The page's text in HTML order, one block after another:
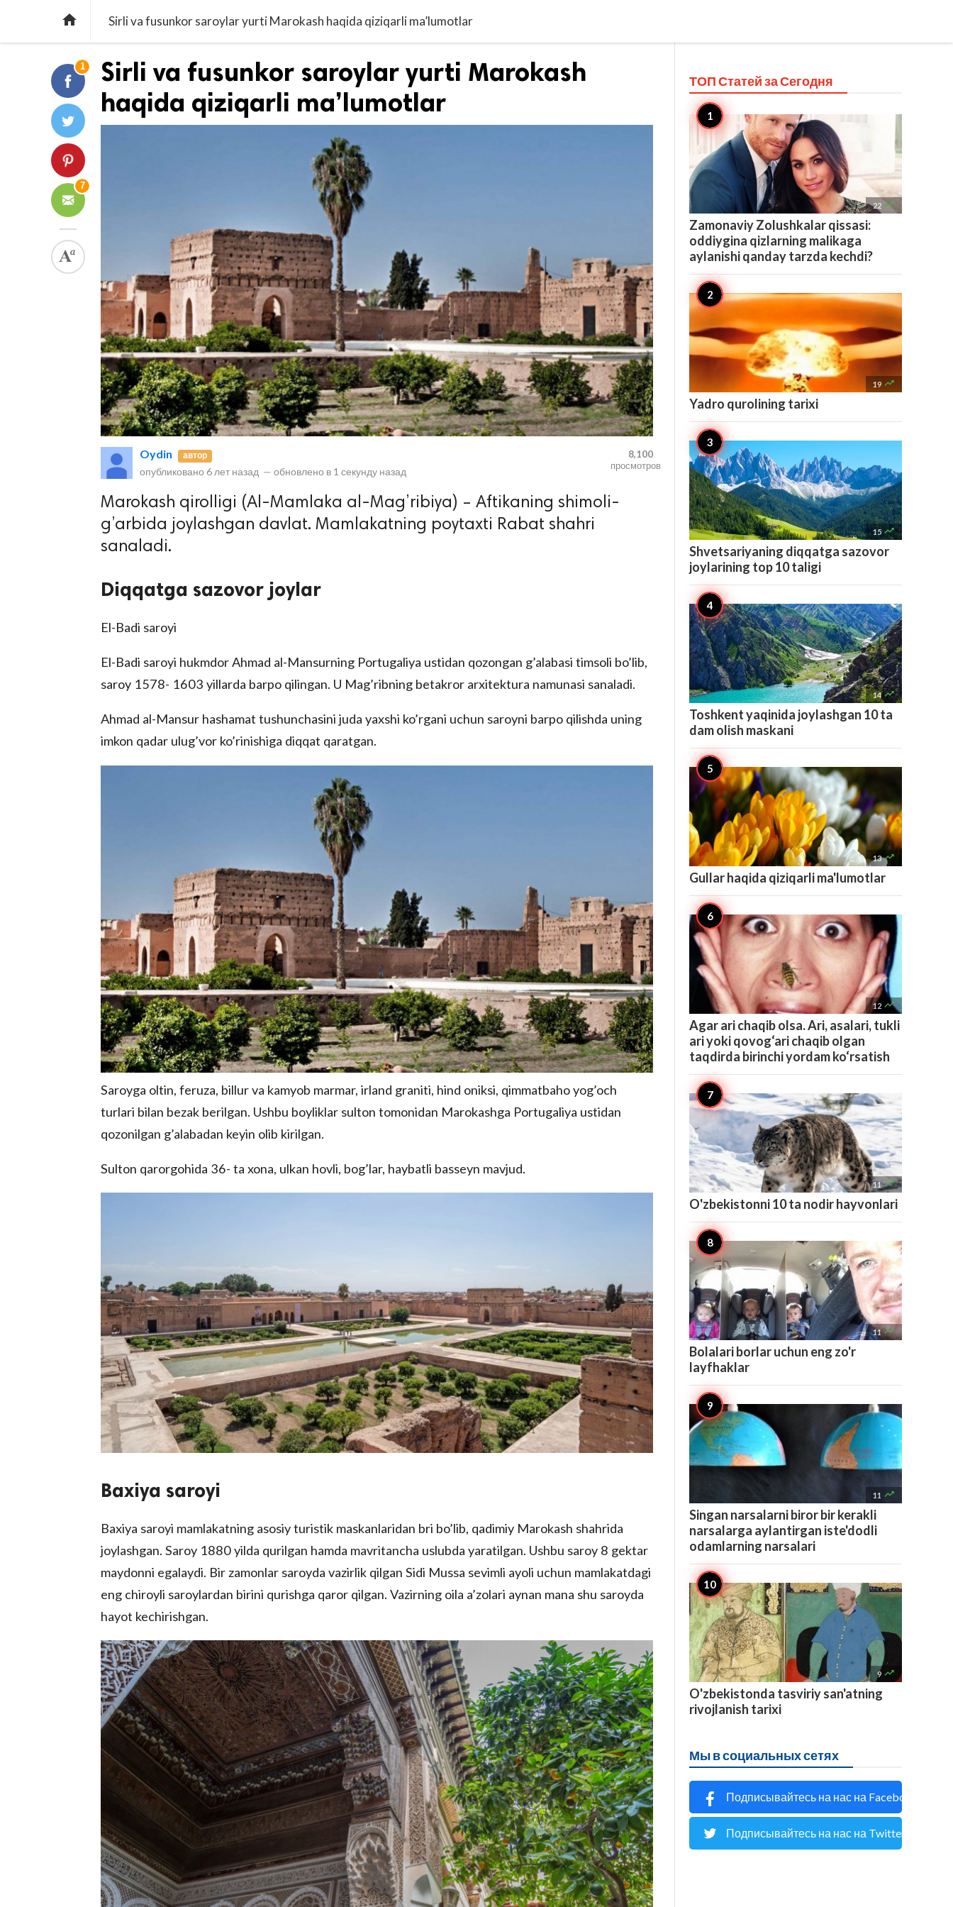
 Sirli va fusunkor saroylar yurti Marokash haqida qiziqarli ma’lumotlar
1
7
Sirli va fusunkor saroylar yurti Marokash
haqida qiziqarli ma’lumotlar
Oydin автор
опубликовано 6 лет назад — обновлено в 1 секунду назад
8,100
просмотров
Marokash qirolligi (Al-Mamlaka al-Mag’ribiya) – Aftikaning shimoli-
g’arbida joylashgan davlat. Mamlakatning poytaxti Rabat shahri
sanaladi.
Diqqatga sazovor joylar
El-Badi saroyi
El-Badi saroyi hukmdor Ahmad al-Mansurning Portugaliya ustidan qozongan g’alabasi timsoli bo’lib,
saroy 1578- 1603 yillarda barpo qilingan. U Mag’ribning betakror arxitektura namunasi sanaladi.
Ahmad al-Mansur hashamat tushunchasini juda yaxshi ko’rgani uchun saroyni barpo qilishda uning
imkon qadar ulug’vor ko’rinishiga diqqat qaratgan.
Saroyga oltin, feruza, billur va kamyob marmar, irland graniti, hind oniksi, qimmatbaho yog’och
turlari bilan bezak berilgan. Ushbu boyliklar sulton tomonidan Marokashga Portugaliya ustidan
qozonilgan g’alabadan keyin olib kirilgan.
Sulton qarorgohida 36- ta xona, ulkan hovli, bog’lar, haybatli basseyn mavjud.
Baxiya saroyi
Baxiya saroyi mamlakatning asosiy turistik maskanlaridan bri bo’lib, qadimiy Marokash shahrida
joylashgan. Saroy 1880 yilda qurilgan hamda mavritancha uslubda yaratilgan. Ushbu saroy 8 gektar
maydonni egalaydi. Bir zamonlar saroyda vazirlik qilgan Sidi Mussa sevimli ayoli uchun mamlakatdagi
eng chiroyli saroylardan birini qurishga qaror qilgan. Vazirning oila a’zolari aynan mana shu saroyda
hayot kechirishgan.
ТОП Статей заСегодня
22 
Zamonaviy Zolushkalar qissasi:
oddiygina qizlarning malikaga
aylanishi qanday tarzda kechdi?
19 
Yadro qurolining tarixi
15 
Shvetsariyaning diqqatga sazovor
joylarining top 10 taligi
14 
Toshkent yaqinida joylashgan 10 ta
dam olish maskani
13 
Gullar haqida qiziqarli ma'lumotlar
12 
Agar ari chaqib olsa. Ari, asalari, tukli
ari yoki qovog‘ari chaqib olgan
taqdirda birinchi yordam ko‘rsatish
11 
O'zbekistonni 10 ta nodir hayvonlari
11 
Bolalari borlar uchun eng zo'r
layfhaklar
11 
Singan narsalarni biror bir kerakli
narsalarga aylantirgan iste'dodli
odamlarning narsalari
9 
O'zbekistonda tasviriy san'atning
rivojlanish tarixi
Мы в социальных сетях
Подписывайтесь на нас на Facebook
Подписывайтесь на нас на Twitter